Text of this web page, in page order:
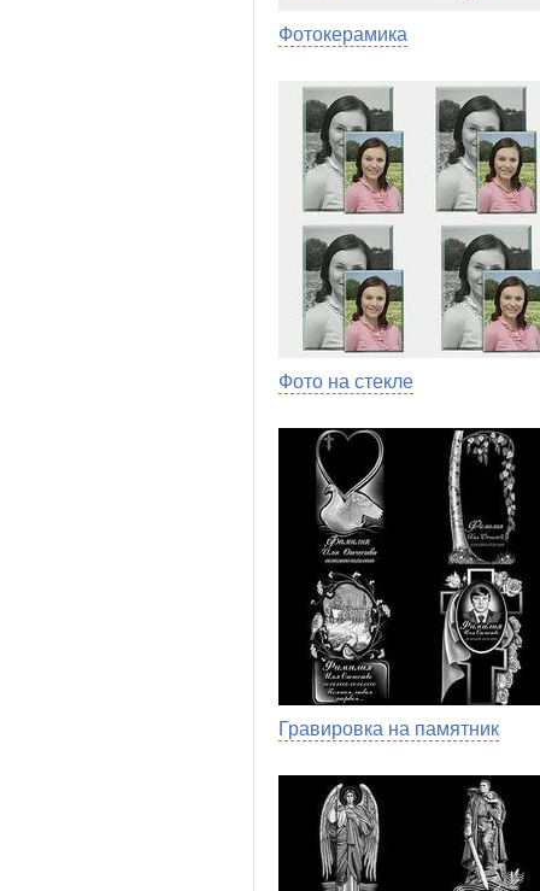
Фотокерамика
Фото на стекле
Гравировка на памятник